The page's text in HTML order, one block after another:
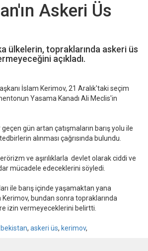
Askeri Üs
ülkelerin, topraklarında askeri üs
açıkladı.
İslam Kerimov, 21 Aralık'taki seçim
Yasama Kanadı Ali Meclis'in
gün artan çatışmaların barış yolu ile
alınması çağrısında bulundu.
ve aşırılıklarla devlet olarak ciddi ve
mücadele edeceklerini söyledi.
ile barış içinde yaşamaktan yana
bundan sonra topraklarında
izin vermeyeceklerini belirtti.
, askeri üs, kerimov,